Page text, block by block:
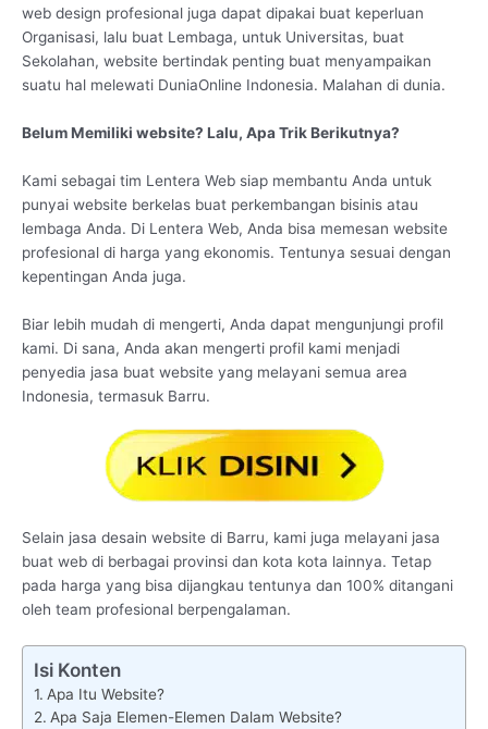
web design profesional juga dapat dipakai buat keperluan
Organisasi, lalu buat Lembaga, untuk Universitas, buat
Sekolahan, website bertindak penting buat menyampaikan
suatu hal melewati DuniaOnline Indonesia. Malahan di dunia.
Belum Memiliki website? Lalu, Apa Trik Berikutnya?
Kami sebagai tim Lentera Web siap membantu Anda untuk
punyai website berkelas buat perkembangan bisinis atau
lembaga Anda. Di Lentera Web, Anda bisa memesan website
profesional di harga yang ekonomis. Tentunya sesuai dengan
kepentingan Anda juga.
Biar lebih mudah di mengerti, Anda dapat mengunjungi profil
kami. Di sana, Anda akan mengerti profil kami menjadi
penyedia jasa buat website yang melayani semua area
Indonesia, termasuk Barru.
Selain jasa desain website di Barru, kami juga melayani jasa
buat web di berbagai provinsi dan kota kota lainnya. Tetap
pada harga yang bisa dijangkau tentunya dan 100% ditangani
oleh team profesional berpengalaman.
Isi Konten
Apa Itu Website?
Apa Saja Elemen-Elemen Dalam Website?